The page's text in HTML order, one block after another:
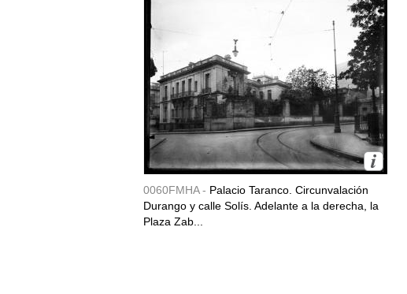
0060FMHA - Palacio Taranco. Circunvalación
Durango y calle Solís. Adelante a la derecha, la
Plaza Zab...